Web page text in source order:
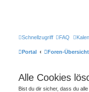
Schnellzugriff FAQ
Portal Foren-Übersicht
Alle Cookies
Bist du dir sicher, dass du